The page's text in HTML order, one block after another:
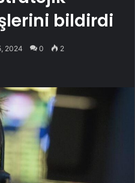
bildirdi
2024 0 2